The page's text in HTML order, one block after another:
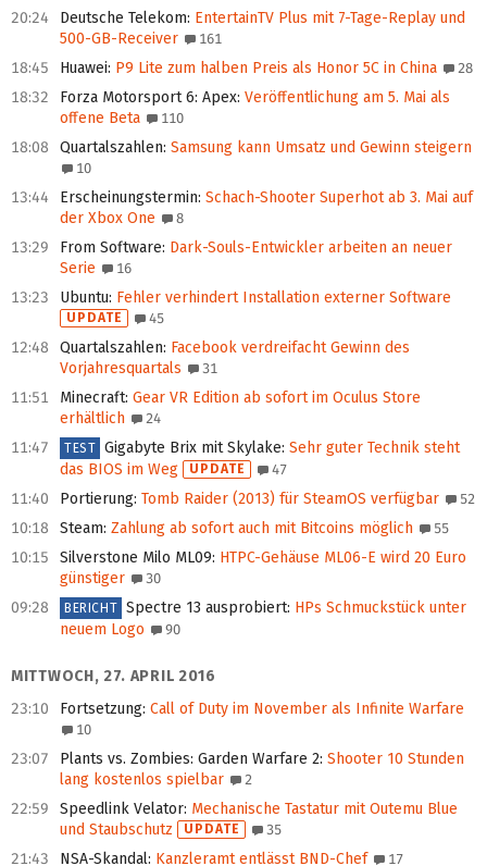
20:24 Deutsche Telekom: EntertainTV Plus mit 7-Tage-Replay und
500-GB-Receiver
161
18:45 Huawei: P9 Lite zum halben Preis als Honor 5C in China 28
18:32 Forza Motorsport 6: Apex: Veröffentlichung am 5. Mai als
offene Beta
110
18:08 Quartalszahlen: Samsung kann Umsatz und Gewinn steigern
10
13:44 Erscheinungstermin: Schach-Shooter Superhot ab 3. Mai auf
der Xbox One
8
13:29 From Software: Dark-Souls-Entwickler arbeiten an neuer
Serie
16
13:23 Ubuntu: Fehler verhindert Installation externer Software
UPDATE 45
12:48 Quartalszahlen: Facebook verdreifacht Gewinn des
Vorjahresquartals
31
11:51 Minecraft: Gear VR Edition ab sofort im Oculus Store
erhältlich
24
11:47 TEST Gigabyte Brix mit Skylake: Sehr guter Technik steht
das BIOS im Weg
UPDATE 47
11:40 Portierung: Tomb Raider (2013) für SteamOS verfügbar 52
10:18 Steam: Zahlung ab sofort auch mit Bitcoins möglich 55
10:15 Silverstone Milo ML09: HTPC-Gehäuse ML06-E wird 20 Euro
günstiger
30
09:28 BERICHT Spectre 13 ausprobiert: HPs Schmuckstück unter
neuem Logo
90
MITTWOCH, 27. APRIL 2016
23:10
Fortsetzung: Call of Duty im November als Infinite Warfare
10
23:07 Plants vs. Zombies: Garden Warfare 2: Shooter 10 Stunden
lang kostenlos spielbar
2
22:59 Speedlink Velator: Mechanische Tastatur mit Outemu Blue
und Staubschutz
UPDATE 35
21:43 NSA-Skandal: Kanzleramt entlässt BND-Chef 17